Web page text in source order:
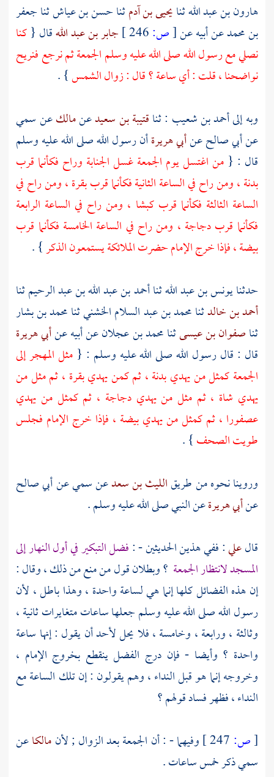
هارون بن عبد اللهثنايحيى بن آدمثناحسن بن عياشثناجعفر
بن محمدعن أبيه عن[ص: جابر بن عبد اللهقال {كنا
نصلي مع رسول الله صلى الله عليه وسلم الجمعة ثم نرجع فنريح
نواضحنا ، قلت : أي ساعة ؟ قال : زوال الشمس} .
وبه إلىأحمد بن شعيب : ثناقتيبة بن سعيدعنمالكعنسمي
عنأبي صالحعنأبي هريرةأن رسول الله صلى الله عليه وسلم
قال : {من اغتسل يوم الجمعة غسل الجنابة وراح فكأنما قرب
بدنة ، ومن راح في الساعة الثانية فكأنما قرب بقرة ، ومن راح في
الساعة الثالثة فكأنما قرب كبشا ، ومن راح في الساعة الرابعة
فكأنما قرب دجاجة ، ومن راح في الساعة الخامسة فكأنما قرب
بيضة ، فإذا خرج الإمام حضرت الملائكة يستمعون الذكر} .
حدثنايونس بن عبد اللهثناأحمد بن عبد الله بن عبد الرحيمثنا
أحمد بن خالدثنامحمد بن عبد السلام الخشنيثنامحمد بن بشار
ثناصفوان بن عيسىثنامحمد بن عجلانعن أبيه عنأبي هريرة
قال : قال رسول الله صلى الله عليه وسلم : { مثل المهجر إلى
الجمعة كمثل من يهدي بدنة ، ثم كمن يهدي بقرة ، ثم مثل من
يهدي شاة ، ثم مثل من يهدي دجاجة ، ثم كمثل من يهدي
عصفورا ، ثم كمثل من يهدي بيضة ، فإذا خرج الإمام فجلس
طويت الصحف} .
وروينا نحوه من طريقالليث بن سعدعنسميعنأبي صالح
عنأبي هريرةعن النبي صلى الله عليه وسلم .
قالعلي: ففي هذين الحديثين - :فضل التبكير في أول النهار إلى
المسجد لانتظار الجمعة ؟ وبطلان قول من منع من ذلك ، وقال :
إن هذه الفضائل كلها إنما هي لساعة واحدة ، وهذا باطل ، لأن
رسول الله صلى الله عليه وسلم جعلها ساعات متغايرات ثانية ،
وثالثة ، ورابعة ، وخامسة ، فلا يحل لأحد أن يقول : إنها ساعة
واحدة ؟ وأيضا - فإن درج الفضل ينقطع بخروج الإمام ،
وخروجه إنما هو قبل النداء ، وهم يقولون : إن تلك الساعة مع
النداء ، فظهر فساد قولهم ؟
[ص: وفيهما - : أن الجمعة بعد الزوال ; لأنمالكاعن
سميذكر خمس ساعات .